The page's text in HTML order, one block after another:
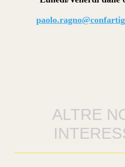
ALTRE